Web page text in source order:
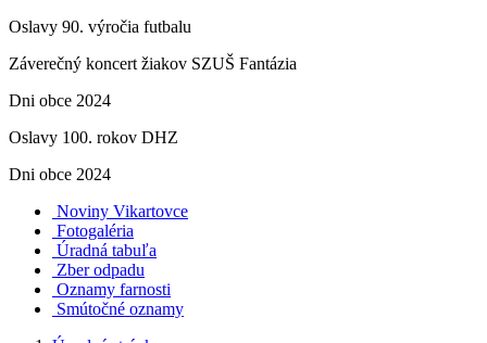
Oslavy 90. výročia futbalu
Záverečný koncert žiakov SZUŠ Fantázia
Dni obce 2024
Oslavy 100. rokov DHZ
Dni obce 2024
Noviny Vikartovce
Fotogaléria
Úradná tabuľa
Zber odpadu
Oznamy farnosti
Smútočné oznamy